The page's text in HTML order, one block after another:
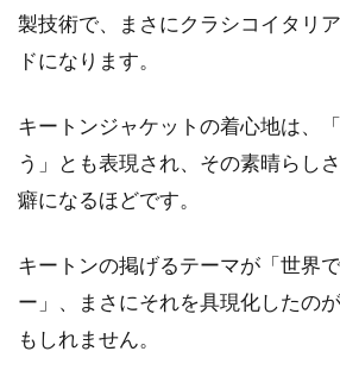
れ...
なレディースコ
製技術で、まさにクラシコイタリ
ドになります。
キートンジャケットの着心地は、
う」とも表現され、その素晴らし
癖になるほどです。
キートンの掲げるテーマが「世界
ー」、まさにそれを具現化したの
もしれません。